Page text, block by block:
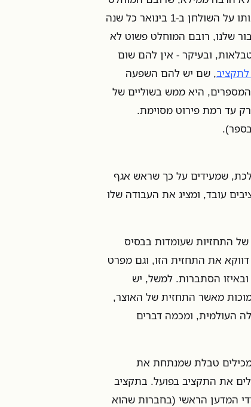
לא היו פותחים את ספר התקציב גם אם היו מניחים להם אותו על השולחן ב-1 בינואר כל שנה
שלנו, רובם המוחלט פשוט לא
ובעיקר - אין להם שום
, שם יש להם השפעה
היא ממש בשוליים של
עד רמת פירוט מסוימת.
לכת, שמעידים על כך שראש אגף
עובד, ומציג את העבודה שלו
התחזיות שעומדות בבסיס
את התחזית הזו, וגם מפרט
הסתברות. למשל, יש
יהיו נמוכות מאשר התחזית של האוצר,
העולמית, ומכמה דברים
טבלת שמנתחת את
את התקציב בפועל. בתקציב
המדען הראשי (בחברות שהוא